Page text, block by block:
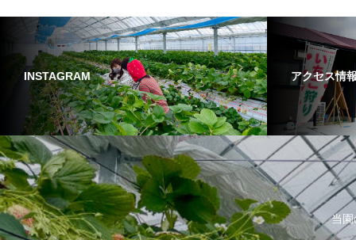
INSTAGRAM アクセス情
当園